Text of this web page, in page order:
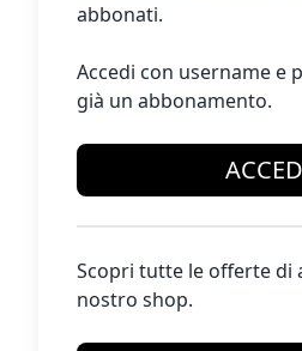
abbonati.
Accedi con username e
già un abbonamento.
Scopri tutte le offerte di
nostro shop.